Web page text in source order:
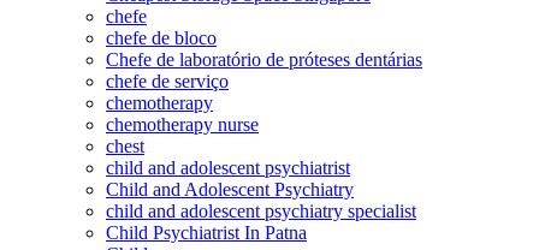
chefe
chefe de bloco
Chefe de laboratório de próteses dentárias
chefe de serviço
chemotherapy
chemotherapy nurse
chest
child and adolescent psychiatrist
Child and Adolescent Psychiatry
child and adolescent psychiatry specialist
Child Psychiatrist In Patna